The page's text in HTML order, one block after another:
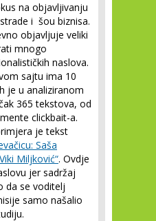
na objavljivanju
i šou biznisa.
objavljuje veliki
mnogo
naslova.
sajtu ima 10
je u analiziranom
365 tekstova, od
clickbait-a.
je tekst
Saša
Miljković“. Ovdje
jer sadržaj
da se voditelj
samo našalio